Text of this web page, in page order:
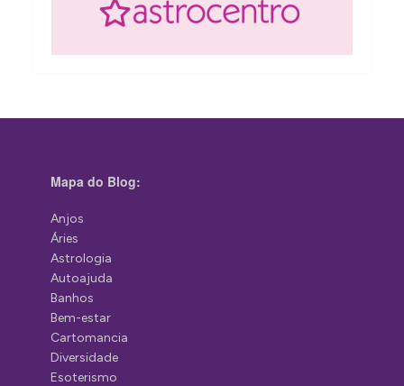
Mapa do Blog:
Anjos
Áries
Astrologia
Autoajuda
Banhos
Bem-estar
Cartomancia
Diversidade
Esoterismo